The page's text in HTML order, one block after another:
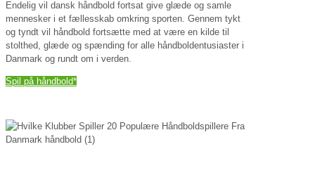
Endelig vil dansk håndbold fortsat give glæde og samle
mennesker i et fællesskab omkring sporten. Gennem tykt
og tyndt vil håndbold fortsætte med at være en kilde til
stolthed, glæde og spænding for alle håndboldentusiaster i
Danmark og rundt om i verden.
Spil på håndbold*